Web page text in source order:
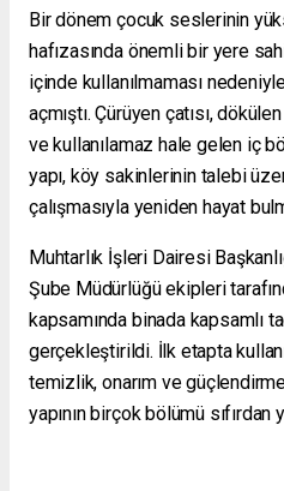
Bir dönem çocuk seslerinin
hafızasında önemli bir yere
içinde kullanılmaması
açmıştı. Çürüyen çatısı,
ve kullanılamaz hale gelen iç
yapı, köy sakinlerinin talebi
çalışmasıyla yeniden hayat
Muhtarlık İşleri Dairesi
Şube Müdürlüğü ekipleri
kapsamında binada kapsamlı
gerçekleştirildi. İlk etapta
temizlik, onarım ve güçlendirme
yapının birçok bölümü sıfırdan